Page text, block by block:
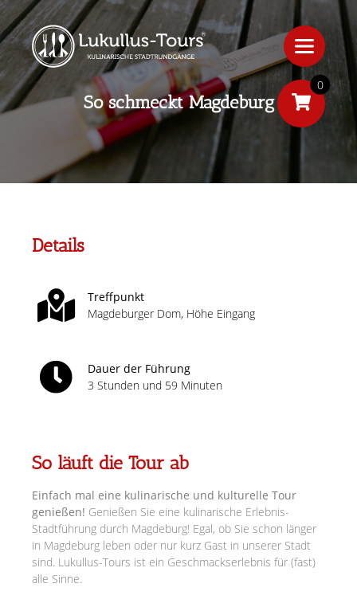
So schmeckt Magdeburg
Details
Treffpunkt
Magdeburger Dom, Höhe Eingang
Dauer der Führung
3 Stunden und 59 Minuten
So läuft die Tour ab
Einfach mal eine kulinarische und kulturelle Tour
genießen! Genießen Sie eine kulinarische Erlebnis-
Stadtführung durch Magdeburg! Egal, ob Sie schon länger
in Magdeburg leben oder nur kurz Gast in unserer Stadt
sind. Lukullus-Tours ist ein Geschmackserlebnis für (fast)
alle Sinne.
0